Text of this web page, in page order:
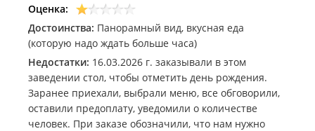
Оценка:
Достоинства: Панорамный вид, вкусная еда
(которую надо ждать больше часа)
Недостатки: 16.03.2026 г. заказывали в этом
заведении стол, чтобы отметить день рождения.
Заранее приехали, выбрали меню, все обговорили,
оставили предоплату, уведомили о количестве
человек. При заказе обозначили, что нам нужно